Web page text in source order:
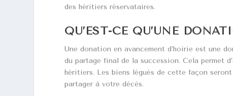
des héritiers réservataires.
QU’EST-CE QU’UNE
Une donation en avancement d’hoirie est une
du partage final de la succession. Cela permet
héritiers. Les biens légués de cette façon
partager à votre décès.